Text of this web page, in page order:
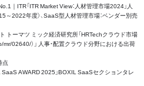
｜ITR「ITR Market View：人材管理市場2024」人
～2022年度）、SaaS型人材管理市場：ベンダー別売
ーマツ ミック経済研究所「HRTechクラウド市場
02640/）」 人事・配置クラウド分野における出荷
点
AWARD 2025」BOXIL SaaSセクションタレ